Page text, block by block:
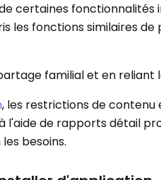
certaines fonctionnalités
les fonctions similaires
familial et en reliant
, les restrictions de
l'aide de rapports détail
besoins.